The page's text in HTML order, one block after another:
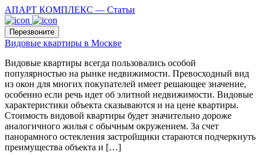
АПАРТ КОМПЛЕКС — Статьи
Перезвоните
Видовые квартиры в Москве
Видовые квартиры всегда пользовались особой
популярностью на рынке недвижимости. Превосходный вид
из окон для многих покупателей имеет решающее значение,
особенно если речь идет об элитной недвижимости. Видовые
характеристики объекта сказываются и на цене квартиры.
Стоимость видовой квартиры будет значительно дороже
аналогичного жилья с обычным окружением. За счет
панорамного остекления застройщики стараются подчеркнуть
преимущества объекта и […]